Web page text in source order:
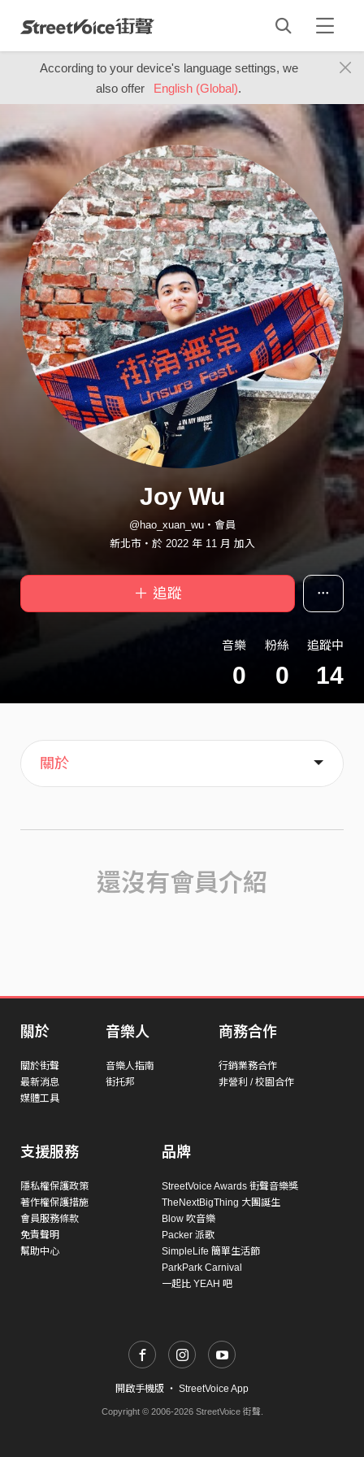
According to your device's language settings, we
also offer
English (Global).
Joy Wu
@hao_xuan_wu・會員
新北市・於 2022 年 11 月 加入
＋ 追蹤
音樂
0
粉絲
0
追蹤中
14
主頁
喜歡
關於
還沒有會員介紹
關於
關於街聲
最新消息
媒體工具
音樂人
音樂人指南
街托邦
商務合作
行銷業務合作
非營利 / 校園合作
支援服務
隱私權保護政策
著作權保護措施
會員服務條款
免責聲明
幫助中心
品牌
StreetVoice Awards 街聲音樂獎
TheNextBigThing 大團誕生
Blow 吹音樂
Packer 派歌
SimpleLife 簡單生活節
ParkPark Carnival
一起比 YEAH 吧
開啟手機版 ・ StreetVoice App
Copyright © 2006-2026 StreetVoice 街聲.